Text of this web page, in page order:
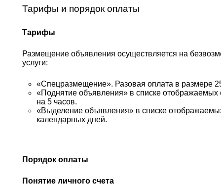
Тарифы и порядок оплаты
Тарифы
Размещение объявления осуществляется на
услуги:
«Спецразмещение». Разовая оплата в размере
«Поднятие объявления» в списке отображаемых
на 5 часов.
«Выделение объявления» в списке
календарных дней.
Порядок оплаты
Понятие личного счета